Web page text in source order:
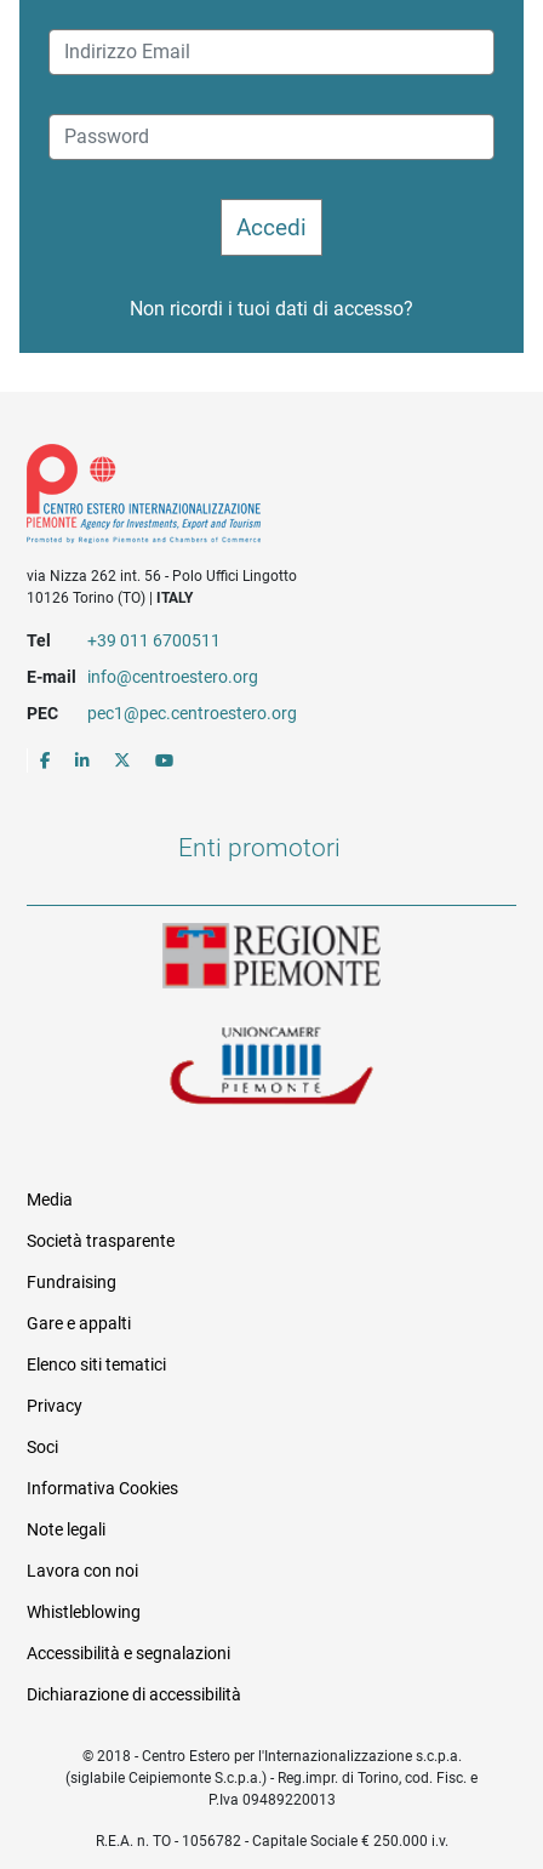
Non ricordi i tuoi dati di accesso?
via Nizza 262 int. 56 - Polo Uffici Lingotto
10126 Torino (TO) |ITALY
Tel
+39 011 6700511
E-mail
info@centroestero.org
PEC
pec1@pec.centroestero.org
Enti promotori
Informazioni legali e trasparenza
Media
Società trasparente
Fundraising
Gare e appalti
Elenco siti tematici
Privacy
Soci
Informativa Cookies
Note legali
Lavora con noi
Whistleblowing
Accessibilità e segnalazioni
Dichiarazione di accessibilità
© 2018 - Centro Estero per l'Internazionalizzazione s.c.p.a.
(siglabile Ceipiemonte S.c.p.a.) - Reg.impr. di Torino, cod. Fisc. e
P.Iva 09489220013
R.E.A. n. TO - 1056782 - Capitale Sociale € 250.000 i.v.